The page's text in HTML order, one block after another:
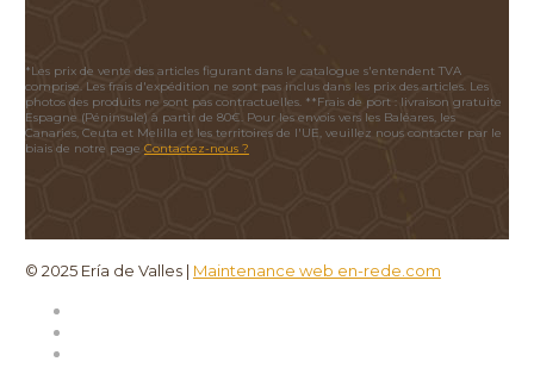
*Les prix de vente des articles figurant dans le catalogue s'entendent TVA
comprise. Les frais d'expédition ne sont pas inclus dans les prix des articles. Les
photos des produits ne sont pas contractuelles. **Frais de port : livraison gratuite
Espagne (Péninsule) à partir de 80€. Pour les envois vers les Baléares, les
Canaries, Ceuta et Melilla et les territoires de l'UE, veuillez nous contacter par le
biais de notre page Contactez-nous ?
© 2025 Ería de Valles | Maintenance web en-rede.com